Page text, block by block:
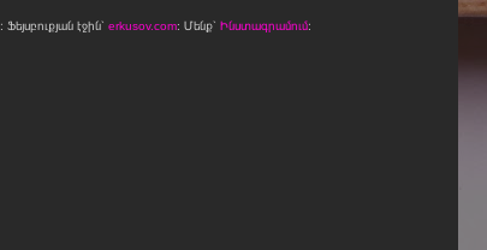
։ Ֆեյսբուքյան էջին՝ erkusov.com: Մենք՝ Ինստագրամում։